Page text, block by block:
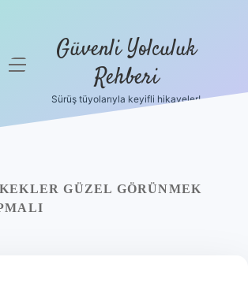
menüyü Güvenli Yolculuk
Rehberi
Sürüş tüyolarıyla keyifli hikayeler!
GÜZEL GÖRÜNMEK